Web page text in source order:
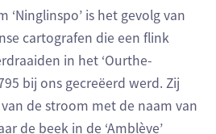
‘Ninglinspo’ is het gevolg van
cartografen die een flink
in het ‘Ourthe-
bij ons gecreëerd werd. Zij
de stroom met de naam van
de beek in de ‘Amblève’